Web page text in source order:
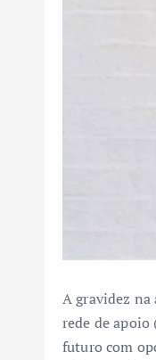
A gravidez
rede de apoio
futuro com